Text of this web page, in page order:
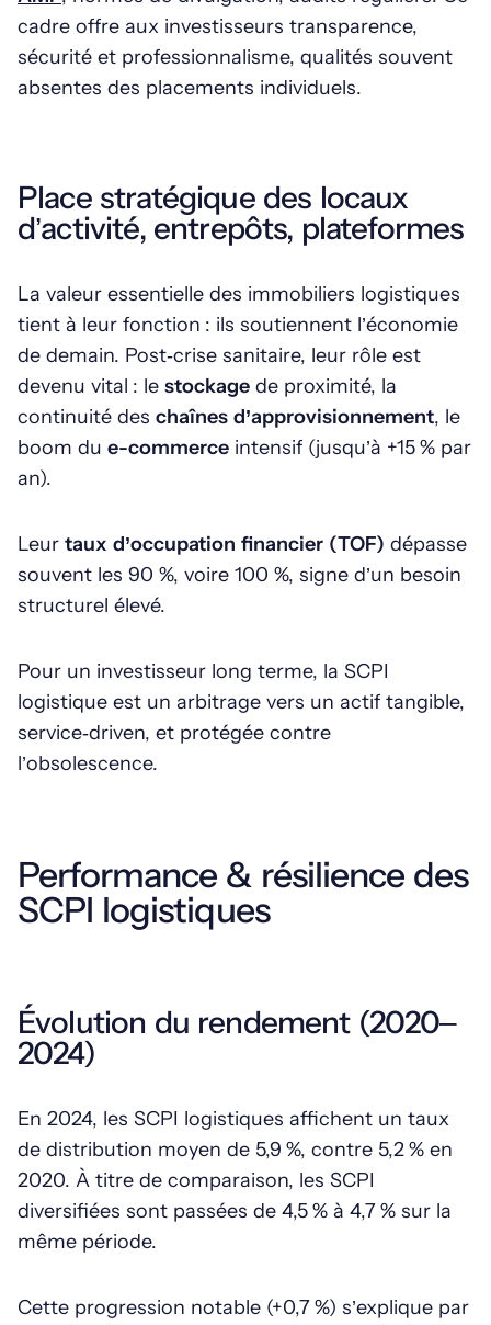
cadre offre aux investisseurs transparence,
sécurité et professionnalisme, qualités souvent
absentes des placements individuels.
Place stratégique des locaux
d’activité, entrepôts, plateformes
La valeur essentielle des immobiliers logistiques
tient à leur fonction : ils soutiennent l’économie
de demain. Post‑crise sanitaire, leur rôle est
devenu vital : le stockage de proximité, la
continuité des chaînes d’approvisionnement, le
boom du e-commerce intensif (jusqu’à +15 % par
an).
Leur taux d’occupation financier (TOF) dépasse
souvent les 90 %, voire 100 %, signe d’un besoin
structurel élevé.
Pour un investisseur long terme, la SCPI
logistique est un arbitrage vers un actif tangible,
service‑driven, et protégée contre
l’obsolescence.
Performance & résilience des
SCPI logistiques
Évolution du rendement (2020–
2024)
En 2024, les SCPI logistiques affichent un taux
de distribution moyen de 5,9 %, contre 5,2 % en
2020. À titre de comparaison, les SCPI
diversifiées sont passées de 4,5 % à 4,7 % sur la
même période.
Cette progression notable (+0,7 %) s’explique par